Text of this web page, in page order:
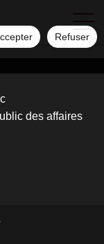
Refuser
des affaires